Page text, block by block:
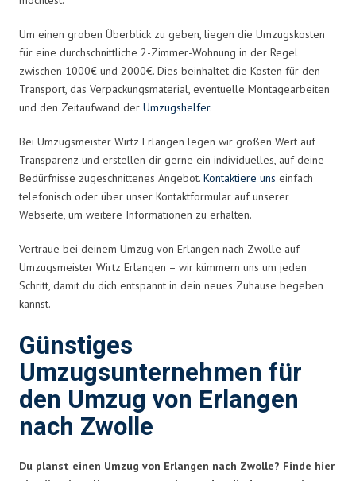
Um einen groben Überblick zu geben, liegen die Umzugskosten
für eine durchschnittliche 2-Zimmer-Wohnung in der Regel
zwischen 1000€ und 2000€. Dies beinhaltet die Kosten für den
Transport, das Verpackungsmaterial, eventuelle Montagearbeiten
und den Zeitaufwand der Umzugshelfer.
Bei Umzugsmeister Wirtz Erlangen legen wir großen Wert auf
Transparenz und erstellen dir gerne ein individuelles, auf deine
Bedürfnisse zugeschnittenes Angebot. Kontaktiere uns einfach
telefonisch oder über unser Kontaktformular auf unserer
Webseite, um weitere Informationen zu erhalten.
Vertraue bei deinem Umzug von Erlangen nach Zwolle auf
Umzugsmeister Wirtz Erlangen – wir kümmern uns um jeden
Schritt, damit du dich entspannt in dein neues Zuhause begeben
kannst.
Günstiges
Umzugsunternehmen für
den Umzug von Erlangen
nach Zwolle
Du planst einen Umzug von Erlangen nach Zwolle? Finde hier